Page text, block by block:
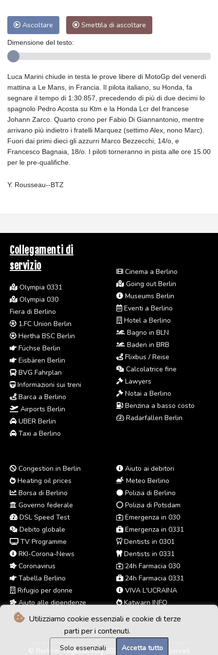
Utilizziamo cookie essenziali e cookie di terze
parti per i contenuti.
Solo essenziali Accetta tutto
Ascoltare Smettila di ascoltare
Dimensione del testo:
Luca Marini chiude in testa le prove libere di MotoGp del venerdì
mattina a Le Mans, in Francia. Il pilota italiano, su Honda, fa
segnare il tempo di 1:30.857, precedendo di più di due decimi lo
spagnolo Pedro Acosta su Ktm e la Honda Lcr del francese
Johann Zarco. Quarto crono per Fabio Di Giannantonio, mentre
arrivano più indietro i fratelli Marquez (settimo Alex, nono Marc).
Fuori dai primi dieci gli azzurri Marco Bezzecchi, 14/o, e
Francesco Bagnaia, 18/o. I piloti torneranno in pista alle ore 15.00
per le pre-qualifiche.
Y. Rousseau--BTZ
Collegamenti di
servizio
Olympia 0331
Olympia 030
Fiera di Berlino
1.FC Union Berlin
Hertha BSC Berlin
Füchse Berlin
Eisbären Berlin
BVG Fahrplan
Informazioni sui treni
Barca a Berlino
Airports Berlin
UBER Berlin
Taxi a Berlino
Cinema a Berlino
Going out Berlin
Museums Berlin
Eventi a Berlino
Hotel a Berlino
Bagno in BLN
Baden in BRB
Flixbus / Reise
Calcolatrice fine
Lawyers
Notai a Berlino
Benzina a basso costo
Radarfallen Berlin
Congestion in Berlin
Heating oil prices
Borsa di Berlino
Governo federale
DSL Speed Test
Debito globale
TV Programme
RKI-Corona-News
Coronavirus
Tabella Berlino
Rifugio per donne
Aiuto alle dipendenze
Aiuto ai debitori
Meteo Berlino
Polizia di Berlino
Polizia di Potsdam
Emergenza in 030
Emergenza in 0331
Dentists in 0301
Dentists in 0331
24h Farmacia 030
24h Farmacia 0331
VIVA L'UCRAINA
Katwarn INFO
© Berliner Tageszeitung 2026 - Tutti i diritti riservati